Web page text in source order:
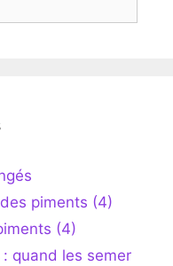
piments (4)
(4)
quand les semer